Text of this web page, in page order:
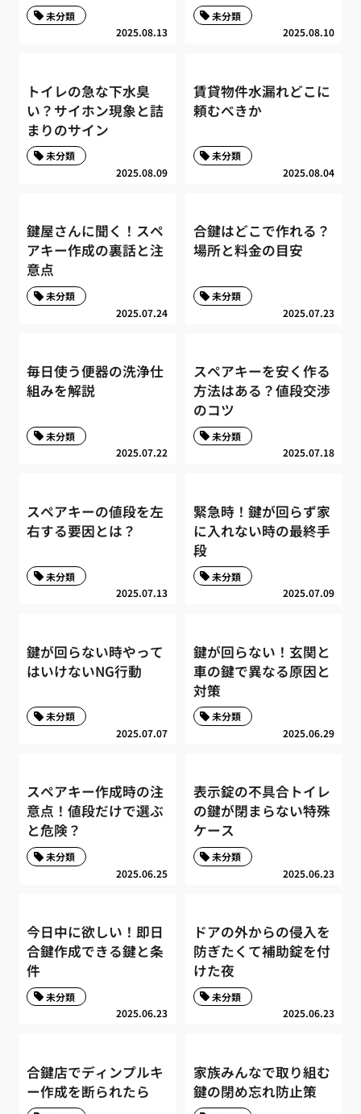
2025.08.13
未分類
2025.08.10
未分類
トイレの急な下水臭
い？サイホン現象と詰
まりのサイン
2025.08.09
未分類
賃貸物件水漏れどこに
頼むべきか
2025.08.04
未分類
鍵屋さんに聞く！スペ
アキー作成の裏話と注
意点
2025.07.24
未分類
合鍵はどこで作れる？
場所と料金の目安
2025.07.23
未分類
毎日使う便器の洗浄仕
組みを解説
2025.07.22
未分類
スペアキーを安く作る
方法はある？値段交渉
のコツ
2025.07.18
未分類
スペアキーの値段を左
右する要因とは？
2025.07.13
未分類
緊急時！鍵が回らず家
に入れない時の最終手
段
2025.07.09
未分類
鍵が回らない時やって
はいけないNG行動
2025.07.07
未分類
鍵が回らない！玄関と
車の鍵で異なる原因と
対策
2025.06.29
未分類
スペアキー作成時の注
意点！値段だけで選ぶ
と危険？
2025.06.25
未分類
表示錠の不具合トイレ
の鍵が閉まらない特殊
ケース
2025.06.23
未分類
今日中に欲しい！即日
合鍵作成できる鍵と条
件
2025.06.23
未分類
ドアの外からの侵入を
防ぎたくて補助錠を付
けた夜
2025.06.23
未分類
合鍵店でディンプルキ
ー作成を断られたら
家族みんなで取り組む
鍵の閉め忘れ防止策